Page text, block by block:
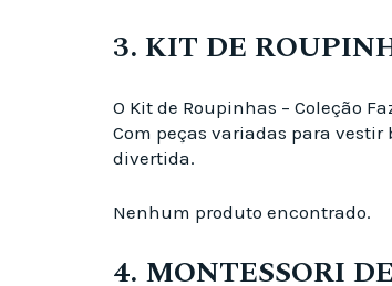
3. KIT DE
O Kit de Roupinhas – Coleção
Com peças variadas para vestir
divertida.
Nenhum produto encontrado.
4. MONTESSORI